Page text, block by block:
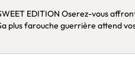
EDITION Oserez-vous affronter cette incontournable d'Arômes et Liquides ?